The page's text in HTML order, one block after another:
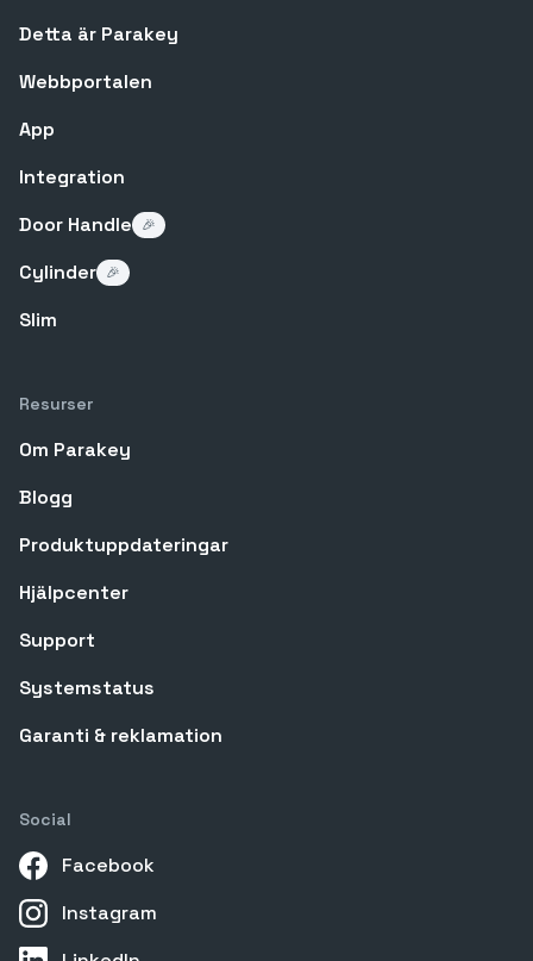
Detta är Parakey
Webbportalen
App
Integration
Door Handle
🎉
Cylinder 🎉
Slim
Resurser
Om Parakey
Blogg
Produktuppdateringar
Hjälpcenter
Support
Systemstatus
Garanti & reklamation
Social
Facebook
Instagram